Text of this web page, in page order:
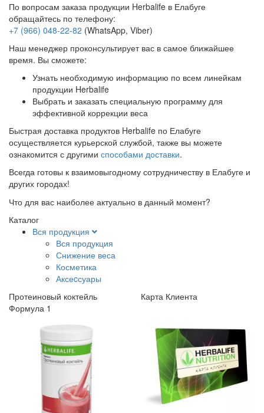
По вопросам заказа продукции Herbalife в Елабуге
обращайтесь по телефону:
+7 (966) 048-22-82 (WhatsApp, Viber)
Наш менеджер проконсультирует вас в самое ближайшее
время. Вы сможете:
Узнать необходимую информацию по всем линейкам
продукции Herbalife
Выбрать и заказать специальную программу для
эффективной коррекции веса
Быстрая доставка продуктов Herbalife по Елабуге
осуществляется курьерской службой, также вы можете
ознакомится с другими способами доставки.
Всегда готовы к взаимовыгодному сотрудничеству в Елабуге и
других городах!
Что для вас наиболее актуально в данный момент?
Каталог
Вся продукция
Вся продукция
Снижение веса
Косметика
Аксеcсуары
Протеиновый коктейль
Формула 1
Карта Клиента